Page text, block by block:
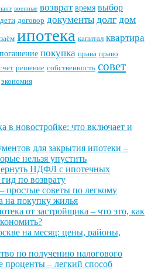
военные возврат время выбор
дети договор документы долг дом
заём ипотека капитал квартира
погашение покупка права право
решение собственность совет
экономия
в новостройке: что включает и
для закрытия ипотеки –
нельзя упустить
НДФЛ с ипотечных
по возврату
простые советы по легкому
на покупку жилья
от застройщика – что это, как
на месяц: цены, районы,
по получению налогового
проценты – легкий способ